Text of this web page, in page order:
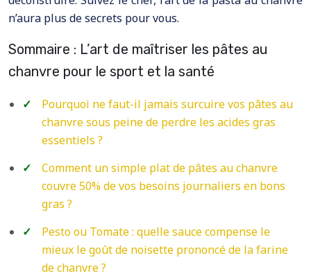
n’aura plus de secrets pour vous.
Sommaire : L’art de maîtriser les pâtes au
chanvre pour le sport et la santé
Pourquoi ne faut-il jamais surcuire vos pâtes au
chanvre sous peine de perdre les acides gras
essentiels ?
Comment un simple plat de pâtes au chanvre
couvre 50% de vos besoins journaliers en bons
gras ?
Pesto ou Tomate : quelle sauce compense le
mieux le goût de noisette prononcé de la farine
de chanvre ?